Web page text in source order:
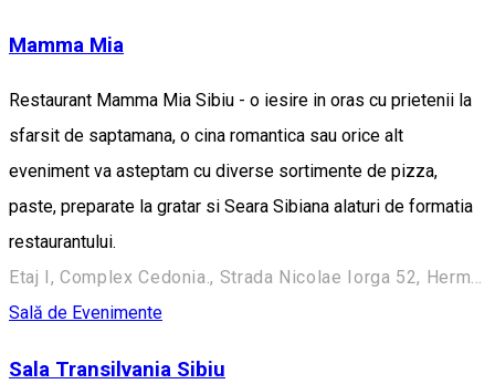
Mamma Mia
Restaurant Mamma Mia Sibiu - o iesire in oras cu prietenii la
sfarsit de saptamana, o cina romantica sau orice alt
eveniment va asteptam cu diverse sortimente de pizza,
paste, preparate la gratar si Seara Sibiana alaturi de formatia
restaurantului.
Etaj I, Complex Cedonia., Strada Nicolae Iorga 52, Hermannstadt, Romania, 550361
Sală de Evenimente
Sala Transilvania Sibiu